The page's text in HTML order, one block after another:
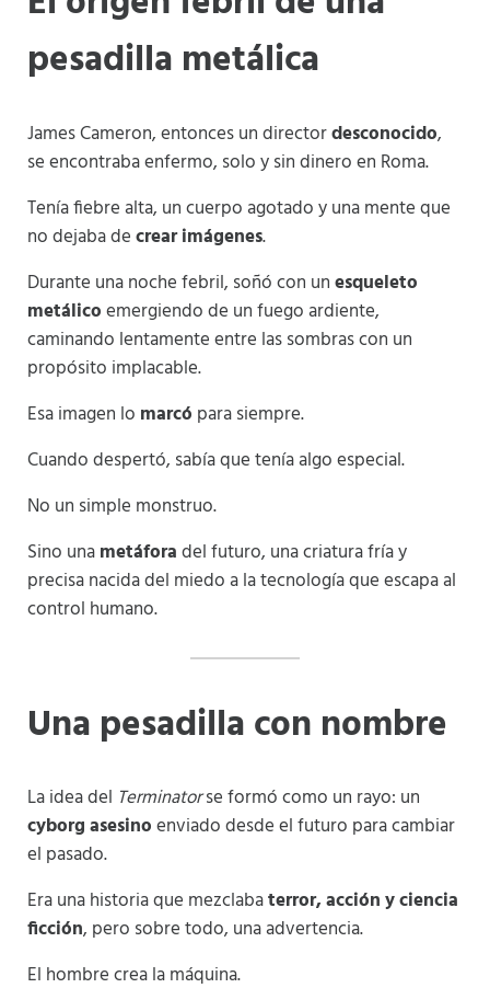
pesadilla metálica
James Cameron, entonces un directordesconocido,
se encontraba enfermo, solo y sin dinero en Roma.
Tenía fiebre alta, un cuerpo agotado y una mente que
no dejaba decrear imágenes.
Durante una noche febril, soñó con unesqueleto
metálicoemergiendo de un fuego ardiente,
caminando lentamente entre las sombras con un
propósito implacable.
Esa imagen lo marcó para siempre.
Cuando despertó, sabía que tenía algo especial.
No un simple monstruo.
Sino unametáforadel futuro, una criatura fría y
precisa nacida del miedo a la tecnología que escapa al
control humano.
Una pesadilla con nombre
La idea del Terminatorse formó como un rayo: un
cyborg asesinoenviado desde el futuro para cambiar
el pasado.
Era una historia que mezclabaterror, acción y ciencia
ficción, pero sobre todo, una advertencia.
El hombre crea la máquina.